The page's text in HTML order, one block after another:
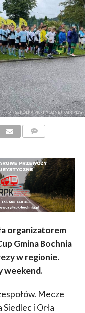
FOT. SZKÓŁKA PIŁKI NOŻNEJ FAIR PLAY
organizatorem
Gmina Bochnia
w regionie.
weekend.
Mecze
i Orła